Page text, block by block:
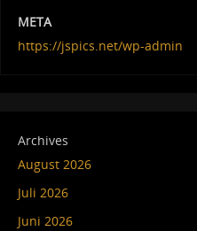
META
https://jspics.net/wp-admin
Archives
August 2026
Juli 2026
Juni 2026